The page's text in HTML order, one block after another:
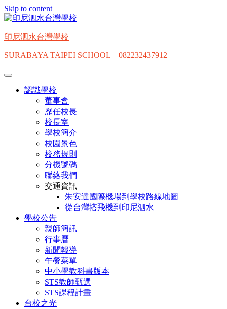
Skip to content
印尼泗水台灣學校
SURABAYA TAIPEI SCHOOL – 082232437912
認識學校
董事會
歷任校長
校長室
學校簡介
校園景色
校務規則
分機號碼
聯絡我們
交通資訊
朱安達國際機場到學校路線地圖
從台灣搭飛機到印尼泗水
學校公告
親師簡訊
行事曆
新聞報導
午餐菜單
中小學教科書版本
STS教師甄選
STS課程計畫
台校之光